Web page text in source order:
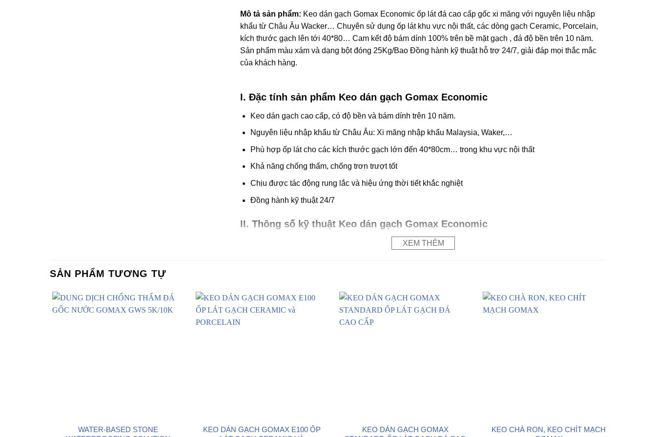
Mô tả sản phẩm: Keo dán gạch Gomax Economic ốp lát đá cao cấp gốc xi măng với nguyên liệu nhập
khẩu từ Châu Âu Wacker… Chuyên sử dụng ốp lát khu vực nội thất, các dòng gạch Ceramic, Porcelain,
kích thước gạch lên tới 40*80… Cam kết độ bám dính 100% trên bề mặt gạch , đá độ bền trên 10 năm.
Sản phẩm màu xám và dạng bột đóng 25Kg/Bao Đồng hành kỹ thuật hỗ trợ 24/7, giải đáp mọi thắc mắc
của khách hàng.
I. Đặc tính sản phẩm Keo dán gạch Gomax Economic
Keo dán gạch cao cấp, có độ bền và bám dính trên 10 năm.
Nguyên liệu nhập khẩu từ Châu Âu: Xi măng nhập khẩu Malaysia, Waker,…
Phù hợp ốp lát cho các kích thước gạch lớn đến 40*80cm… trong khu vực nội thất
Khả năng chống thấm, chống trơn trượt tốt
Chịu được tác động rung lắc và hiệu ứng thời tiết khắc nghiệt
Đồng hành kỹ thuật 24/7
II. Thông số kỹ thuật Keo dán gạch Gomax Economic
Yêu cầu loại C1
≥ 20 phút
III.Phương pháp trộn keo
XEM THÊM
SẢN PHẨM TƯƠNG TỰ
WATER-BASED STONE
KEO DÁN GẠCH GOMAX E100 ỐP
KEO DÁN GẠCH GOMAX
KEO CHÀ RON, KEO CHÍT MẠCH